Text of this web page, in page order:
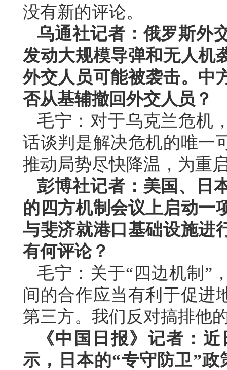
没有新的评论。
乌通社记者：俄罗斯外
发动大规模导弹和无人机
外交人员可能被袭击。中
否从基辅撤回外交人员？
毛宁：对于乌克兰危机
话谈判是解决危机的唯一
推动局势尽快降温，为重
彭博社记者：美国、日
的四方机制会议上启动一
与斐济就港口基础设施进
有何评论？
毛宁：关于“四边机制”
间的合作应当有利于促进
第三方。我们反对搞排他
《中国日报》记者：
示，日本的“专守防卫”